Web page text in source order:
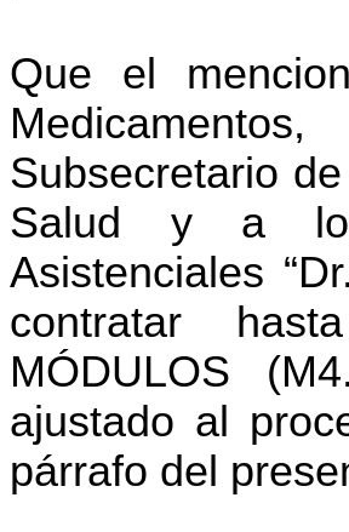
Que el
Subsecretario
Salud y a lo
Asistenciales
contratar
MÓDULOS
ajustado al
párrafo del